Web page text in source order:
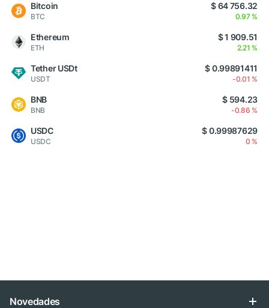
Bitcoin
BTC
$ 64 756.32
0.97 %
Ethereum
ETH
$ 1 909.51
2.21 %
Tether USDt
USDT
$ 0.99891411
-0.01 %
BNB
BNB
$ 594.23
-0.86 %
USDC
USDC
$ 0.99987629
0 %
Novedades